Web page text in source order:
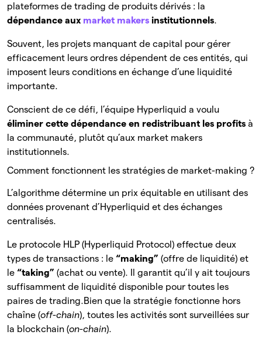
plateformes de trading de produits dérivés : la
dépendance aux market makers institutionnels.
Souvent, les projets manquant de capital pour gérer
efficacement leurs ordres dépendent de ces entités, qui
imposent leurs conditions en échange d’une liquidité
importante.
Conscient de ce défi, l’équipe Hyperliquid a voulu
éliminer cette dépendance en redistribuant les profits à
la communauté, plutôt qu’aux market makers
institutionnels.
Comment fonctionnent les stratégies de market-making ?
L’algorithme détermine un prix équitable en utilisant des
données provenant d’Hyperliquid et des échanges
centralisés.
Le protocole HLP (Hyperliquid Protocol) effectue deux
types de transactions : le “making” (offre de liquidité) et
le “taking” (achat ou vente). Il garantit qu’il y ait toujours
suffisamment de liquidité disponible pour toutes les
paires de trading.Bien que la stratégie fonctionne hors
chaîne (off-chain), toutes les activités sont surveillées sur
la blockchain (on-chain).